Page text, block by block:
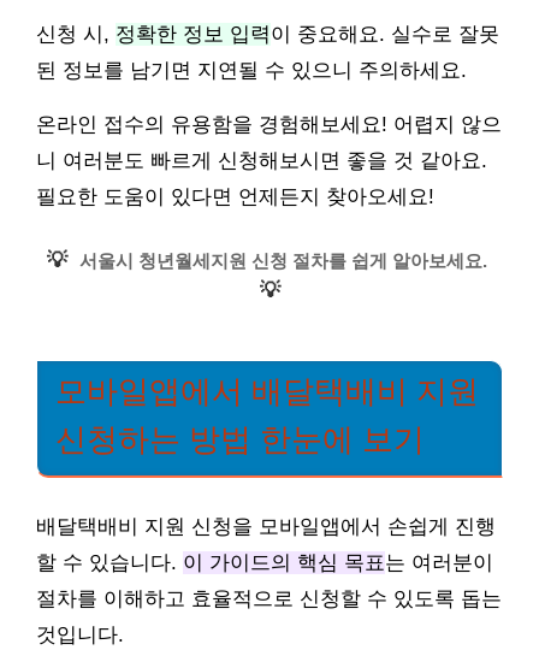
신청 시, 정확한 정보 입력이 중요해요. 실수로 잘못
된 정보를 남기면 지연될 수 있으니 주의하세요.
온라인 접수의 유용함을 경험해보세요! 어렵지 않으
니 여러분도 빠르게 신청해보시면 좋을 것 같아요.
필요한 도움이 있다면 언제든지 찾아오세요!
💡 서울시 청년월세지원 신청 절차를 쉽게 알아보세요.
💡
모바일앱에서 배달택배비 지원
신청하는 방법 한눈에 보기
배달택배비 지원 신청을 모바일앱에서 손쉽게 진행
할 수 있습니다. 이 가이드의 핵심 목표는 여러분이
절차를 이해하고 효율적으로 신청할 수 있도록 돕는
것입니다.